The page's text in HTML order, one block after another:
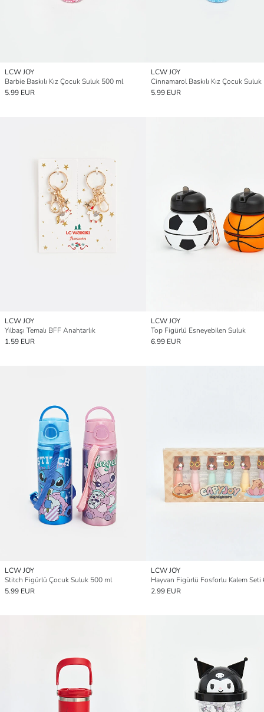
LCW JOY
Barbie Baskılı Kız Çocuk Suluk 500 ml
5.99 EUR
LCW JOY
Cinnamarol Baskılı Kız Çocuk
5.99 EUR
LCW JOY
Yılbaşı Temalı BFF Anahtarlık
1.59 EUR
LCW JOY
Top Figürlü Esneyebilen Suluk
6.99 EUR
LCW JOY
Stitch Figürlü Çocuk Suluk 500 ml
5.99 EUR
LCW JOY
Hayvan Figürlü Fosforlu Kalem Seti
2.99 EUR